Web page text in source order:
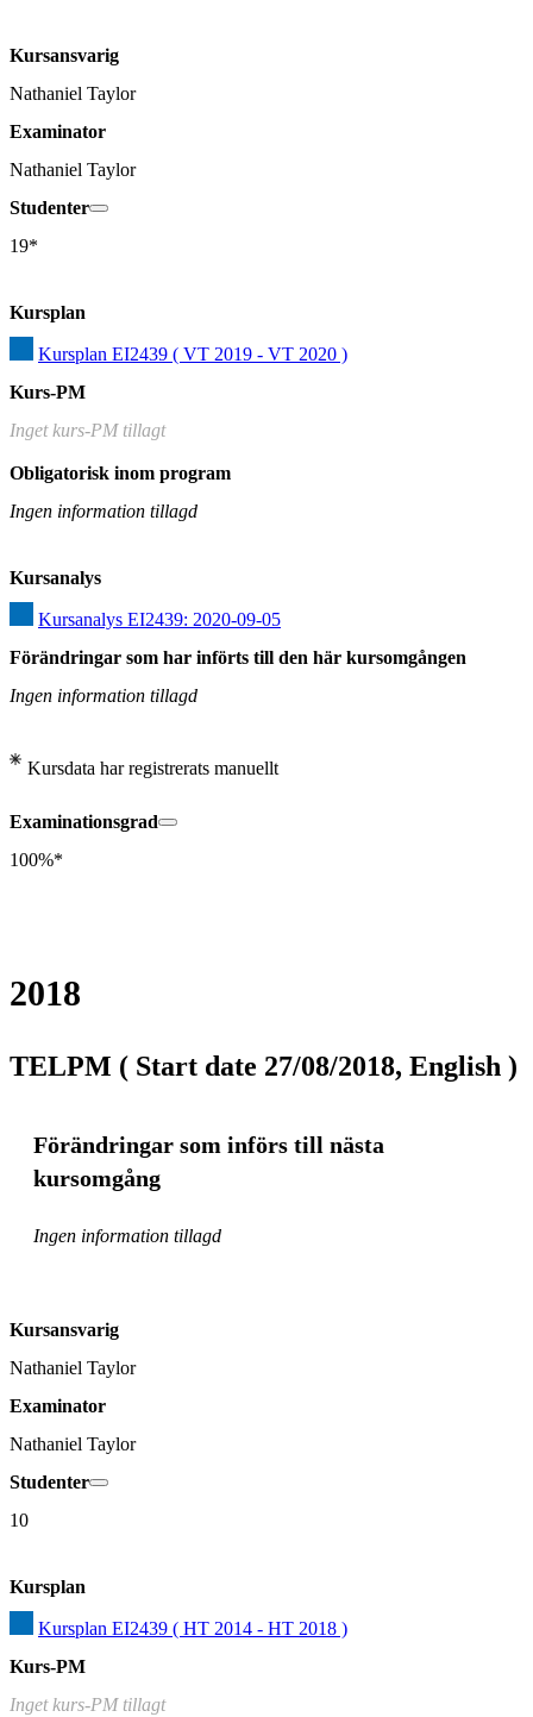
Kursansvarig
Nathaniel Taylor
Examinator
Nathaniel Taylor
Studenter
19*
Kursplan
Kursplan EI2439 ( VT 2019 - VT 2020 )
Kurs-PM
Inget kurs-PM tillagt
Obligatorisk inom program
Ingen information tillagd
Kursanalys
Kursanalys EI2439: 2020-09-05
Förändringar som har införts till den här kursomgången
Ingen information tillagd
Kursdata har registrerats manuellt
Examinationsgrad
100%*
2018
TELPM ( Start date 27/08/2018, English )
Förändringar som införs till nästa
kursomgång
Ingen information tillagd
Kursansvarig
Nathaniel Taylor
Examinator
Nathaniel Taylor
Studenter
10
Kursplan
Kursplan EI2439 ( HT 2014 - HT 2018 )
Kurs-PM
Inget kurs-PM tillagt